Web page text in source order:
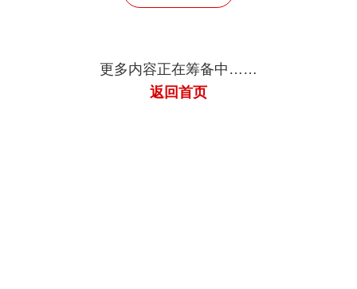
更多内容正在筹备中……
返回首页